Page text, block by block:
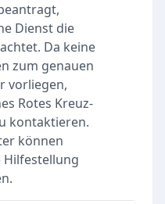
Dienst die
Da keine
zum genauen
vorliegen,
Rotes Kreuz-
kontaktieren.
können
Hilfestellung